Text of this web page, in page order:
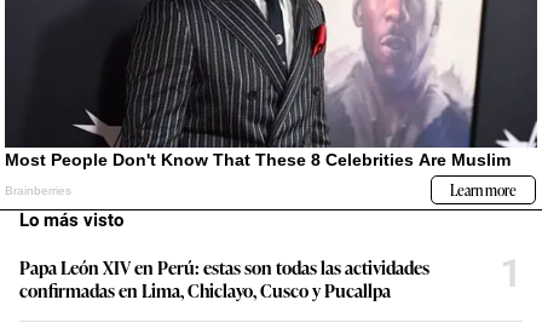
Lo más visto
Papa León XIV en Perú: estas son todas las actividades
confirmadas en Lima, Chiclayo, Cusco y Pucallpa
1